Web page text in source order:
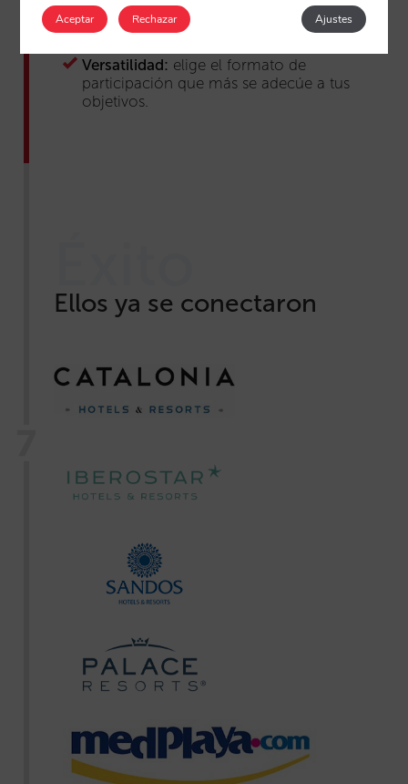
alcanzar los mejores resultados de forma
conjunta.
Versatilidad: elige el formato de
participación que más se adecúe a tus
objetivos.
Ellos ya se conectaron
Aceptar Ajustes
Rechazar